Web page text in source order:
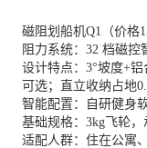
磁阻划船机Q1（价
阻力系统：32 档磁控
设计特点：3°坡度+
可选；直立收纳占地
智能配置：自研健身
基础规格：3kg飞轮，
适配人群：住在公寓